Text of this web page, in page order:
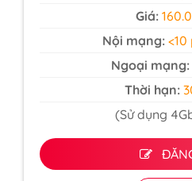
Giá:
Nội mạng:
Ngoại mạng:
Thời hạn:
(Sử dụng